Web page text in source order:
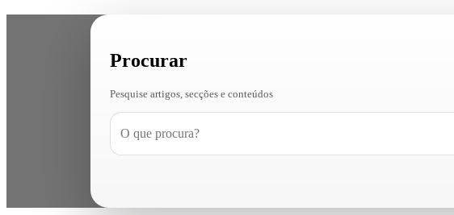
Procurar
Pesquise artigos, secções e conteúdos